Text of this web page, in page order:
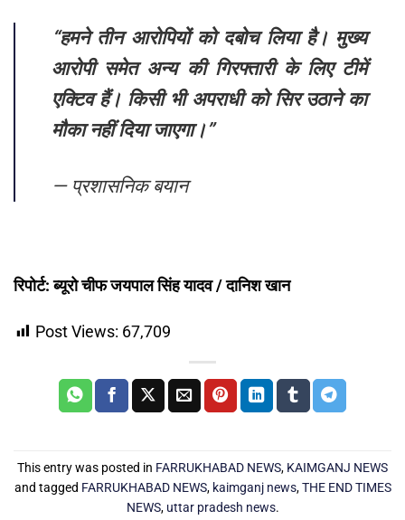
“हमने तीन आरोपियों को दबोच लिया है। मुख्य
आरोपी समेत अन्य की गिरफ्तारी के लिए टीमें
एक्टिव हैं। किसी भी अपराधी को सिर उठाने का
मौका नहीं दिया जाएगा।”
— प्रशासनिक बयान
रिपोर्ट: ब्यूरो चीफ जयपाल सिंह यादव / दानिश खान
Post Views: 67,709
This entry was posted in FARRUKHABAD NEWS, KAIMGANJ NEWS
and tagged FARRUKHABAD NEWS, kaimganj news,THE END TIMES
NEWS, uttar pradesh news.